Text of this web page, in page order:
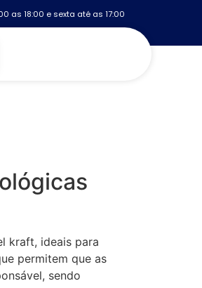
as 18:00 e sexta até as 17:00
kraft, ideais para
permitem que as
sendo